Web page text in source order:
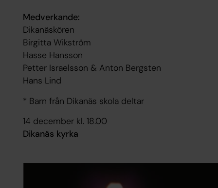
Medverkande:
Dikanäskören
Birgitta Wikström
Hasse Hansson
Petter Israelsson & Anton Bergsten
Hans Lind
* Barn från Dikanäs skola deltar
14 december kl. 18.00
Dikanäs kyrka